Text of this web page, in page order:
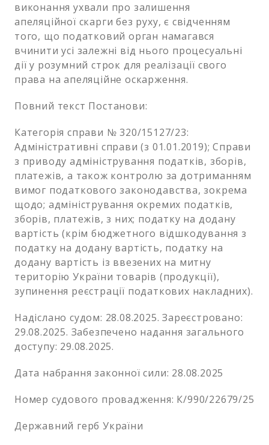
виконання ухвали про залишення
апеляційної скарги без руху, є свідченням
того, що податковий орган намагався
вчинити усі залежні від нього процесуальні
дії у розумний строк для реалізації свого
права на апеляційне оскарження.
Повний текст Постанови:
Категорія справи № 320/15127/23:
Адміністративні справи (з 01.01.2019); Справи
з приводу адміністрування податків, зборів,
платежів, а також контролю за дотриманням
вимог податкового законодавства, зокрема
щодо; адміністрування окремих податків,
зборів, платежів, з них; податку на додану
вартість (крім бюджетного відшкодування з
податку на додану вартість, податку на
додану вартість із ввезених на митну
територію України товарів (продукції),
зупинення реєстрації податкових накладних).
Надіслано судом: 28.08.2025. Зареєстровано:
29.08.2025. Забезпечено надання загального
доступу: 29.08.2025.
Дата набрання законної сили: 28.08.2025
Номер судового провадження: К/990/22679/25
Державний герб України